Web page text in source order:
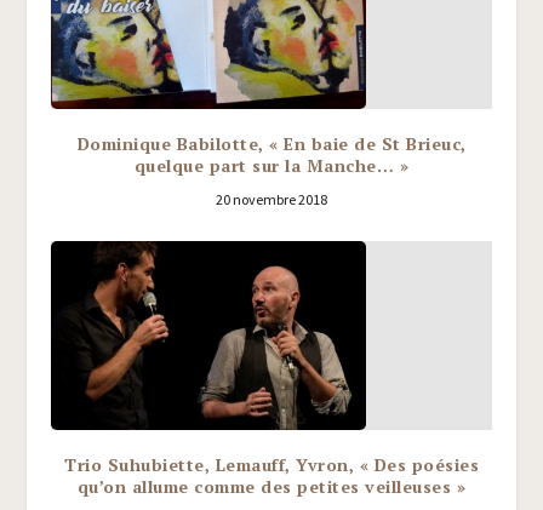
Dominique Babilotte, « En baie de St Brieuc,
quelque part sur la Manche… »
20 novembre 2018
Trio Suhubiette, Lemauff, Yvron, « Des poésies
qu’on allume comme des petites veilleuses »